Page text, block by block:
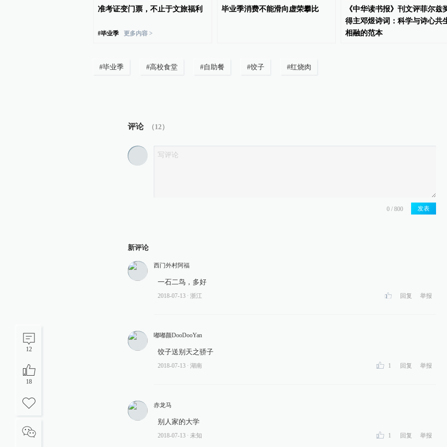
12
18
准考证变门票，不止于文旅福利
#毕业季 更多内容 >
毕业季消费不能滑向虚荣攀比
《中华读书报》刊文评菲尔兹
得主邓煜诗词：科学与诗心共
相融的范本
#毕业季 #高校食堂 #自助餐 #饺子 #红烧肉
评论 （12）
发表
新评论
西门外村阿福
一石二鸟，多好
2018-07-13 ∙ 浙江 回复 举报
嘟嘟颜DooDooYan
饺子送别天之骄子
2018-07-13 ∙ 湖南 1 回复 举报
赤龙马
别人家的大学
2018-07-13 ∙ 未知 1 回复 举报